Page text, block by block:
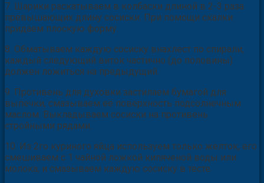
7. Шарики раскатываем в колбаски длиной в 2-3 раза
превышающих длину сосиски. При помощи скалки
придаем плоскую форму.
8. Обматываем каждую сосиску внахлест по спирали,
каждый следующий виток частично (до половины)
должен ложиться на предыдущий.
9. Противень для духовки застилаем бумагой для
выпечки, смазываем её поверхность подсолнечным
маслом. Выкладываем сосиски на противень
стройными рядами.
10. Из 2го куриного яйца используем только желток, его
смешиваем с 1 чайной ложкой кипяченой воды или
молока, и смазываем каждую сосиску в тесте.